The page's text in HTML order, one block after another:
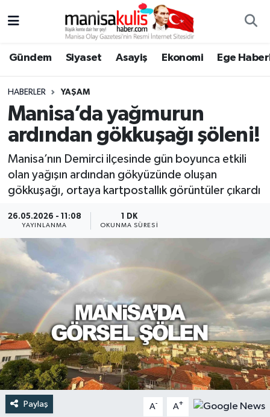
Gündem Siyaset Asayiş Ekonomi Ege
HABERLER YAŞAM
Manisa’da yağmurun
ardından gökkuşağı şöleni!
Manisa’nın Demirci ilçesinde gün boyunca etkili
olan yağışın ardından gökyüzünde oluşan
gökkuşağı, ortaya kartpostallık görüntüler çıkardı
26.05.2026 - 11:08
YAYINLANMA
1 DK
OKUNMA SÜRESI
Paylaş A- A+
Ege Haberleri
Ekonomi
Genel
Gündem
Resmi İlan
Siyaset
Spor
Türkiye
Yaşam
Yunusemre Hava Durumu
Yunusemre Trafik Yoğunluk Haritası
Süper Lig Puan Durumu ve Fikstür
Tüm Manşetler
Son Dakika Haberleri
Haber Arşivi